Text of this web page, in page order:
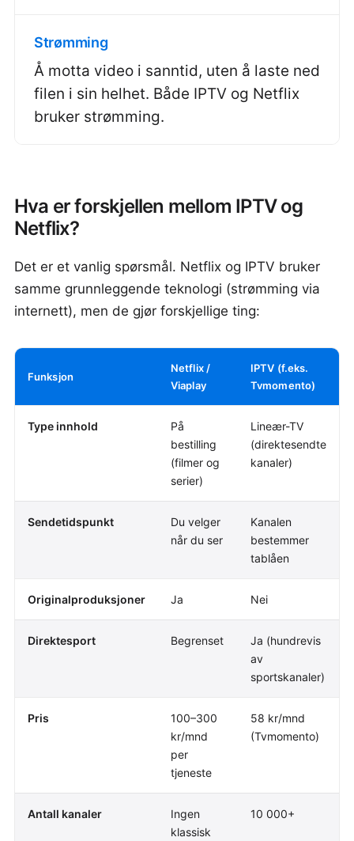
Strømming
Å motta video i sanntid, uten å laste ned
filen i sin helhet. Både IPTV og Netflix
bruker strømming.
Hva er forskjellen mellom IPTV og
Netflix?
Det er et vanlig spørsmål. Netflix og IPTV bruker
samme grunnleggende teknologi (strømming via
internett), men de gjør forskjellige ting:
Funksjon
Netflix /
Viaplay
IPTV (f.eks.
Tvmomento)
Type innhold
På
bestilling
(filmer og
serier)
Lineær-TV
(direktesendte
kanaler)
Sendetidspunkt
Du velger
når du ser
Kanalen
bestemmer
tablåen
Originalproduksjoner Ja Nei
Direktesport Begrenset
Ja (hundrevis
av
sportskanaler)
Pris
100–300
kr/mnd
per
tjeneste
58 kr/mnd
(Tvmomento)
Antall kanaler
Ingen
klassisk
10 000+